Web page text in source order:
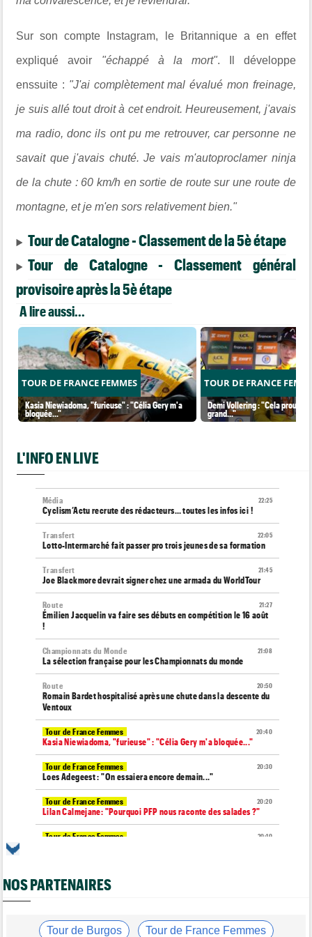
Sur son compte Instagram, le Britannique a en effet
expliqué avoir "échappé à la mort". Il développe
enssuite : "J'ai complètement mal évalué mon freinage,
je suis allé tout droit à cet endroit. Heureusement, j'avais
ma radio, donc ils ont pu me retrouver, car personne ne
savait que j'avais chuté. Je vais m'autoproclamer ninja
de la chute : 60 km/h en sortie de route sur une route de
montagne, et je m'en sors relativement bien."
Tour de Catalogne - Classement de la 5è étape
Tour de Catalogne - Classement général
provisoire après la 5è étape
A lire aussi...
TOUR DE FRANCE FEMMES
Kasia Niewiadoma, "furieuse" : "Célia Gery m'a
bloquée..."
TOUR DE FRANCE
Demi Vollering : "Cela prouve
grand..."
L'INFO EN LIVE
22:25
Média
Cyclism’Actu recrute des rédacteurs… toutes les infos ici !
22:05
Transfert
Lotto-Intermarché fait passer pro trois jeunes de sa formation
21:45
Transfert
Joe Blackmore devrait signer chez une armada du WorldTour
21:27
Route
Émilien Jacquelin va faire ses débuts en compétition le 16 août
!
21:08
Championnats du Monde
La sélection française pour les Championnats du monde
20:50
Route
Romain Bardet hospitalisé après une chute dans la descente du
Ventoux
20:40
Tour de France Femmes
Kasia Niewiadoma, "furieuse" : "Célia Gery m'a bloquée..."
20:30
Tour de France Femmes
Loes Adegeest : "On essaiera encore demain..."
20:20
Tour de France Femmes
Lilan Calmejane: "Pourquoi PFP nous raconte des salades ?"
20:10
Tour de France Femmes
Niedermaier : "J’ai dit à Kasia que ce n’est pas fini"
NOS PARTENAIRES
Tour de Burgos Tour de France Femmes